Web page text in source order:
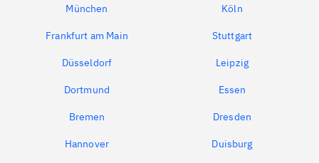
München Köln
Frankfurt am Main Stuttgart
Düsseldorf Leipzig
Dortmund Essen
Bremen Dresden
Hannover Duisburg